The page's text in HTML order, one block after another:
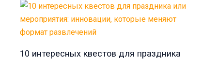
10 интересных квестов для праздника